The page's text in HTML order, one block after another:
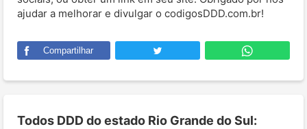
ajudar a melhorar e divulgar o codigosDDD.com.br!
Compartilhar
Todos DDD do estado Rio Grande do Sul: